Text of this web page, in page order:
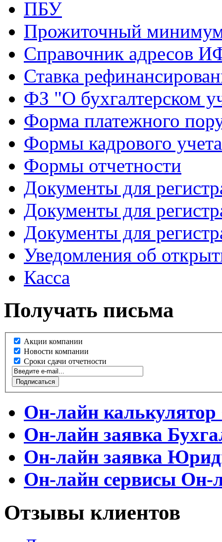
ПБУ
Прожиточный
Справочник адресов
Ставка
ФЗ "О бухгалтерском
Форма платежного
Формы кадрового учета
Формы отчетности
Документы для
Документы для
Документы для
Уведомления об
Касса
Получать письма
Акции компании
Новости компании
Сроки сдачи отчетности
Он-лайн калькулятор
Он-лайн заявка
Он-лайн заявка
Он-лайн сервисы Он-
Отзывы клиентов